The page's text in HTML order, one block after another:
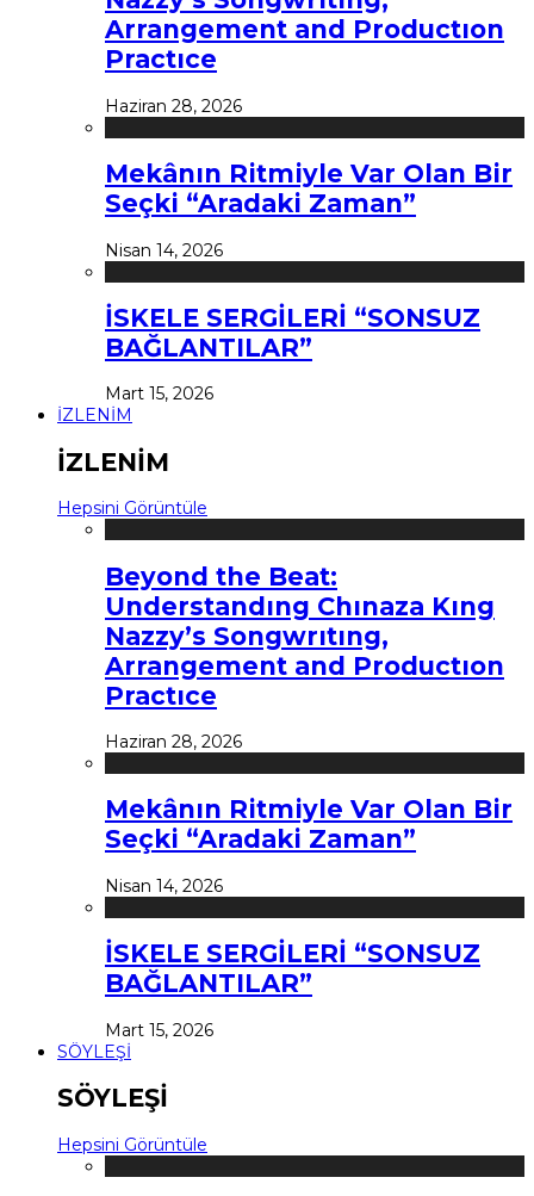
Arrangement and Productıon
Practıce
Haziran 28, 2026
Mekânın Ritmiyle Var Olan Bir
Seçki “Aradaki Zaman”
Nisan 14, 2026
İSKELE SERGİLERİ “SONSUZ
BAĞLANTILAR”
Mart 15, 2026
İZLENİM
İZLENİM
Hepsini Görüntüle
Beyond the Beat:
Understandıng Chınaza Kıng
Nazzy’s Songwrıtıng,
Arrangement and Productıon
Practıce
Haziran 28, 2026
Mekânın Ritmiyle Var Olan Bir
Seçki “Aradaki Zaman”
Nisan 14, 2026
İSKELE SERGİLERİ “SONSUZ
BAĞLANTILAR”
Mart 15, 2026
SÖYLEŞİ
SÖYLEŞİ
Hepsini Görüntüle